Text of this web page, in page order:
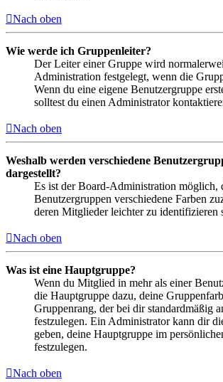
Nach oben
Wie werde ich Gruppenleiter?
Der Leiter einer Gruppe wird
Administration festgelegt, wenn die
Wenn du eine eigene Benutzergruppe
solltest du einen Administrator
Nach oben
Weshalb werden verschiedene
dargestellt?
Es ist der Board-Administration möglich,
Benutzergruppen verschiedene Farben
deren Mitglieder leichter zu identifizieren
Nach oben
Was ist eine Hauptgruppe?
Wenn du Mitglied in mehr als einer
die Hauptgruppe dazu, deine
Gruppenrang, der bei dir standardmäßig
festzulegen. Ein Administrator kann dir
geben, deine Hauptgruppe im
festzulegen.
Nach oben